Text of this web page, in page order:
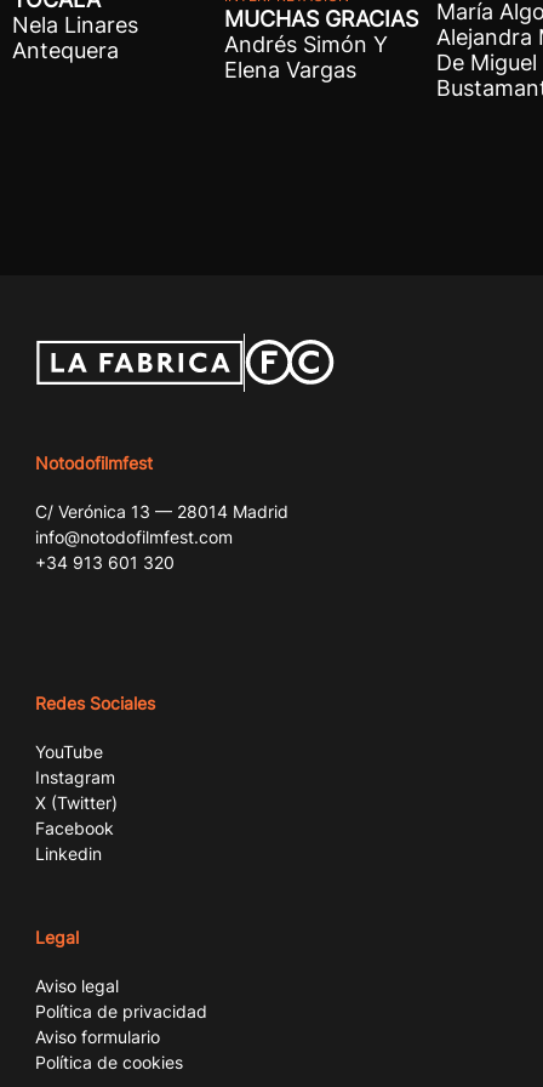
Nela Linares
Antequera
MUCHAS GRACIAS
Andrés Simón Y
Elena Vargas
María
Alejandra
De
Notodofilmfest
C/ Verónica 13 — 28014 Madrid
info@notodofilmfest.com
+34 913 601 320
Redes Sociales
YouTube
Instagram
X (Twitter)
Facebook
Linkedin
Legal
Aviso legal
Política de privacidad
Aviso formulario
Política de cookies